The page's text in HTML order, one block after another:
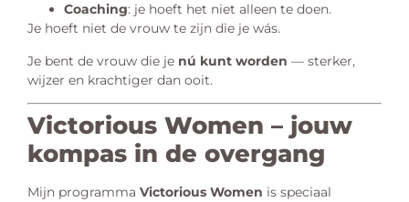
Coaching: je hoeft het niet alleen te doen.
Je hoeft niet de vrouw te zijn die je wás.
Je bent de vrouw die je nú kunt worden — sterker,
wijzer en krachtiger dan ooit.
Victorious Women – jouw
kompas in de overgang
Mijn programma Victorious Women is speciaal